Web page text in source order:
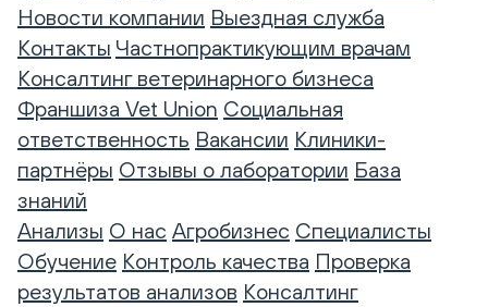
Новости компании Выездная служба
Контакты Частнопрактикующим врачам
Консалтинг ветеринарного бизнеса
Франшиза Vet Union Социальная
ответственность Вакансии Клиники-
партнёры Отзывы о лаборатории База
знаний
Анализы О нас Агробизнес Специалисты
Обучение Контроль качества Проверка
результатов анализов Консалтинг